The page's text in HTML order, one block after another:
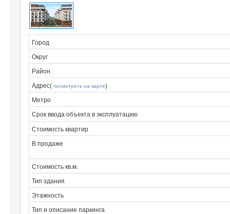
Город
Округ
Район
Адрес( посмотреть на карте)
Метро
Срок ввода объекта в эксплуатацию
Стоимость квартир
В продаже
Стоимость кв.м.
Тип здания
Этажность
Тип и описание паркинга